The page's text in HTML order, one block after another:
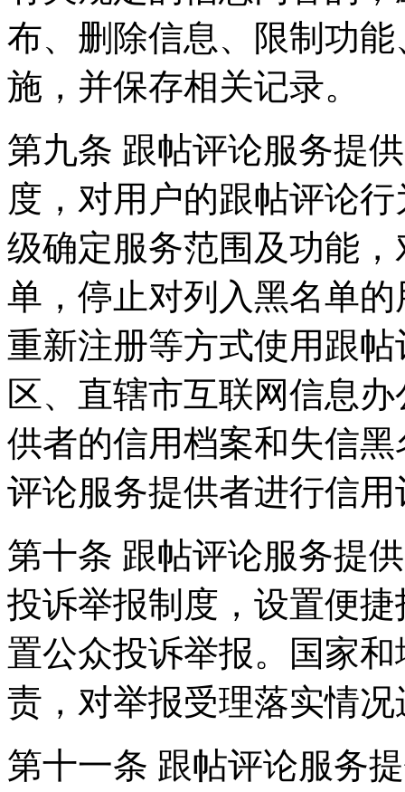
布、删除信息、限制功
施，并保存相关记录。
第九条 跟帖评论服务提
度，对用户的跟帖评论
级确定服务范围及功能
单，停止对列入黑名单
重新注册等方式使用跟
区、直辖市互联网信息
供者的信用档案和失信
评论服务提供者进行信用
第十条 跟帖评论服务提
投诉举报制度，设置便
置公众投诉举报。国家
责，对举报受理落实情
第十一条 跟帖评论服务